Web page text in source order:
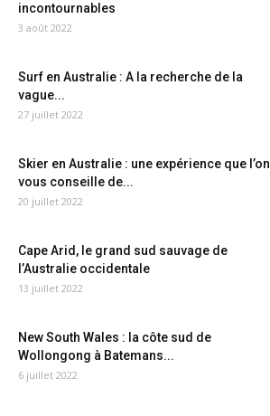
incontournables
3 août 2022
Surf en Australie : A la recherche de la
vague...
27 juillet 2022
Skier en Australie : une expérience que l’on
vous conseille de...
20 juillet 2022
Cape Arid, le grand sud sauvage de
l’Australie occidentale
13 juillet 2022
New South Wales : la côte sud de
Wollongong à Batemans...
6 juillet 2022